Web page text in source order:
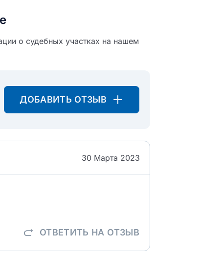
о судебных участках на нашем
ДОБАВИТЬ ОТЗЫВ
30 Марта 2023
ОТВЕТИТЬ НА ОТЗЫВ